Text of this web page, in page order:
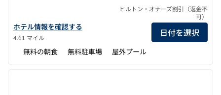
ハンプトン・イン・カールスバッド・ノース・サンディエゴ・カ
ホテル情報を確認する
4.61 マイル
ヒルトン・オナーズ割引（返金不
可）
日付を選択
無料の朝食 無料駐車場 屋外プール
1/12
1/12
次の